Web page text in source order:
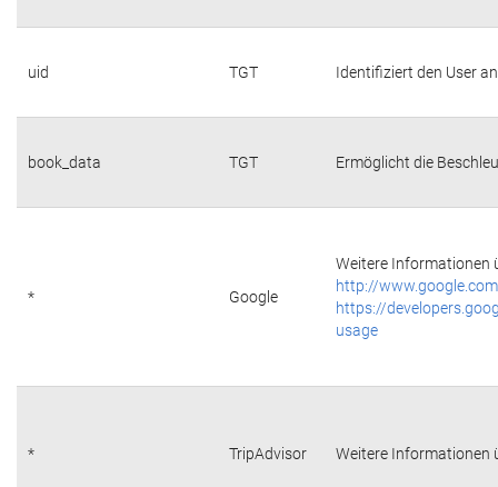
uid TGT Identifiziert den User
book_data TGT Ermöglicht die
* Google
Weitere Informationen
http://
https://
usage
* TripAdvisor Weitere Informationen